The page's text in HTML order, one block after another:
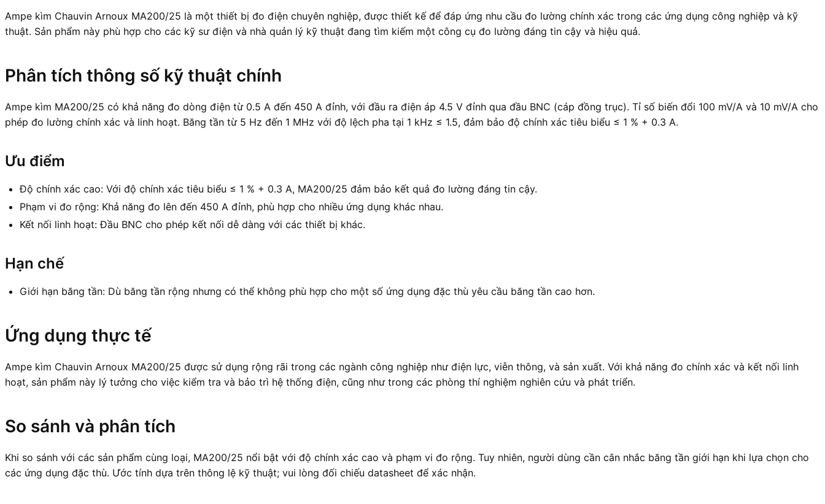
Ampe kìm Chauvin Arnoux MA200/25 là một thiết bị đo điện chuyên nghiệp, được thiết kế để đáp ứng nhu cầu đo lường chính xác trong các ứng dụng công nghiệp và kỹ
thuật. Sản phẩm này phù hợp cho các kỹ sư điện và nhà quản lý kỹ thuật đang tìm kiếm một công cụ đo lường đáng tin cậy và hiệu quả.
Phân tích thông số kỹ thuật chính
Ampe kìm MA200/25 có khả năng đo dòng điện từ 0.5 A đến 450 A đỉnh, với đầu ra điện áp 4.5 V đỉnh qua đầu BNC (cáp đồng trục). Tỉ số biến đổi 100 mV/A và 10 mV/A cho
phép đo lường chính xác và linh hoạt. Băng tần từ 5 Hz đến 1 MHz với độ lệch pha tại 1 kHz ≤ 1.5, đảm bảo độ chính xác tiêu biểu ≤ 1 % + 0.3 A.
Ưu điểm
Độ chính xác cao: Với độ chính xác tiêu biểu ≤ 1 % + 0.3 A, MA200/25 đảm bảo kết quả đo lường đáng tin cậy.
Phạm vi đo rộng: Khả năng đo lên đến 450 A đỉnh, phù hợp cho nhiều ứng dụng khác nhau.
Kết nối linh hoạt: Đầu BNC cho phép kết nối dễ dàng với các thiết bị khác.
Hạn chế
Giới hạn băng tần: Dù băng tần rộng nhưng có thể không phù hợp cho một số ứng dụng đặc thù yêu cầu băng tần cao hơn.
Ứng dụng thực tế
Ampe kìm Chauvin Arnoux MA200/25 được sử dụng rộng rãi trong các ngành công nghiệp như điện lực, viễn thông, và sản xuất. Với khả năng đo chính xác và kết nối linh
hoạt, sản phẩm này lý tưởng cho việc kiểm tra và bảo trì hệ thống điện, cũng như trong các phòng thí nghiệm nghiên cứu và phát triển.
So sánh và phân tích
Khi so sánh với các sản phẩm cùng loại, MA200/25 nổi bật với độ chính xác cao và phạm vi đo rộng. Tuy nhiên, người dùng cần cân nhắc băng tần giới hạn khi lựa chọn cho
các ứng dụng đặc thù. Ước tính dựa trên thông lệ kỹ thuật; vui lòng đối chiếu datasheet để xác nhận.